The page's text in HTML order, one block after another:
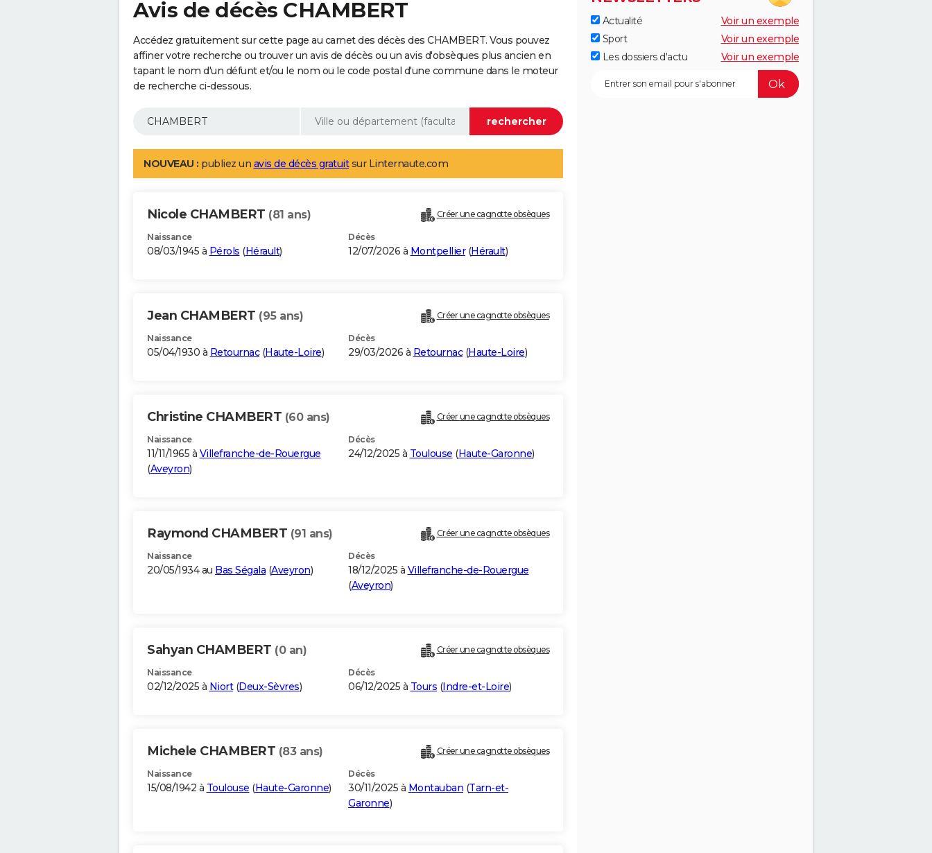
Avis de décès CHAMBERT
Accédez gratuitement sur cette page au carnet des décès des CHAMBERT. Vous pouvez
affiner votre recherche ou trouver un avis de décès ou un avis d'obsèques plus ancien en
tapant le nom d'un défunt et/ou le nom ou le code postal d'une commune dans le moteur
de recherche ci-dessous.
NOUVEAU : publiez un avis de décès gratuitsur Linternaute.com
Nicole CHAMBERT (81 ans) Créer une cagnotte obsèques
Naissance
08/03/1945 à Pérols (Hérault)
Décès
12/07/2026 à Montpellier(Hérault)
Jean CHAMBERT (95 ans) Créer une cagnotte obsèques
Naissance
05/04/1930 à Retournac(Haute-Loire)
Décès
29/03/2026 à Retournac(Haute-Loire)
Christine CHAMBERT (60 ans) Créer une cagnotte obsèques
Naissance
11/11/1965 à Villefranche-de-Rouergue
(Aveyron)
Décès
24/12/2025 à Toulouse (Haute-Garonne)
Raymond CHAMBERT (91 ans) Créer une cagnotte obsèques
Naissance
20/05/1934 au Bas Ségala (Aveyron)
Décès
18/12/2025 à Villefranche-de-Rouergue
(Aveyron)
Sahyan CHAMBERT (0 an) Créer une cagnotte obsèques
Naissance
02/12/2025 à Niort(Deux-Sèvres)
Décès
06/12/2025 à Tours (Indre-et-Loire)
Michele CHAMBERT (83 ans) Créer une cagnotte obsèques
Naissance
15/08/1942 à Toulouse (Haute-Garonne)
Décès
30/11/2025 à Montauban (Tarn-et-
Garonne)
Actualité
Voir un exemple
Sport
Voir un exemple
Les dossiers d'actu
Voir un exemple